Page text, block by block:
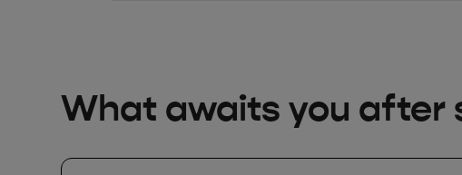
What awaits you after